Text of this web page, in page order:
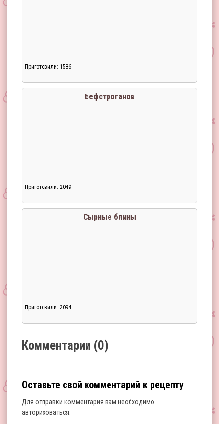
Приготовили: 1586
Бефстроганов
Приготовили: 2049
Сырные блины
Приготовили: 2094
Комментарии (0)
Оставьте свой комментарий к рецепту
Для отправки комментария вам необходимо
авторизоваться